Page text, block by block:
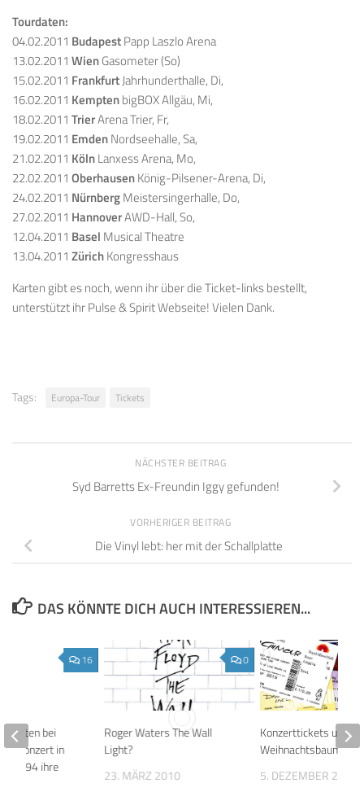
Tourdaten:
04.02.2011 BudapestPapp Laszlo Arena
13.02.2011 WienGasometer (So)
15.02.2011 FrankfurtJahrhunderthalle, Di,
16.02.2011 KemptenbigBOX Allgäu, Mi,
18.02.2011 TrierArena Trier, Fr,
19.02.2011 EmdenNordseehalle, Sa,
21.02.2011 KölnLanxess Arena, Mo,
22.02.2011 OberhausenKönig-Pilsener-Arena, Di,
24.02.2011 NürnbergMeistersingerhalle, Do,
27.02.2011 HannoverAWD-Hall, So,
12.04.2011 Basel Musical Theatre
13.04.2011 ZürichKongresshaus
Karten gibt es noch, wenn ihr über die Ticket-links bestellt,
unterstützt ihr Pulse & Spirit Webseite! Vielen Dank.
Tags: Europa-Tour Tickets
NÄCHSTER BEITRAG
Syd Barretts Ex-Freundin Iggy gefunden!
VORHERIGER BEITRAG
Die Vinyl lebt: her mit der Schallplatte
DAS KÖNNTE DICH AUCH INTERESSIEREN...
0
Roger Waters The Wall
Light?
23. MÄRZ 2010
Konzerttickets
Weihnachtsbaum
5. DEZEMBER 2017
16
bei
Konzert in
ihre